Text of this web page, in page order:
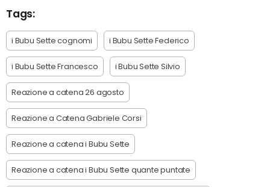
Tags:
i Bubu Sette cognomi i Bubu Sette Federico
i Bubu Sette Francesco i Bubu Sette Silvio
Reazione a catena 26 agosto
Reazione a Catena Gabriele Corsi
Reazione a catena i Bubu Sette
Reazione a catena i Bubu Sette quante puntate